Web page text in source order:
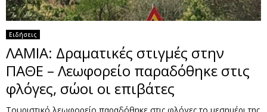
Ειδήσεις
ΛΑΜΙΑ: Δραματικές στιγμές στην
ΠΑΘΕ – Λεωφορείο παραδόθηκε στις
φλόγες, σώοι οι επιβάτες